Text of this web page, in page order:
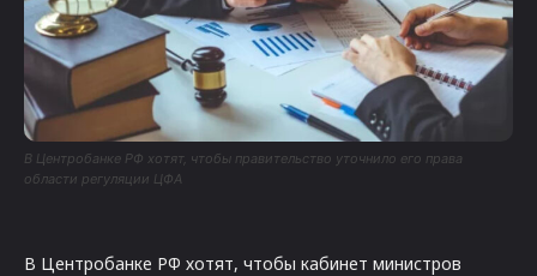
В Центробанке РФ хотят, чтобы правительство уточнило его права
области регуляции ЦФА
В Центробанке РФ хотят, чтобы кабинет министров